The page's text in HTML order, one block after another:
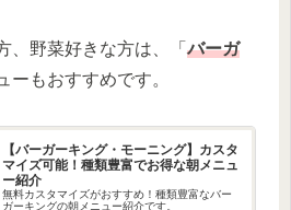
、野菜好きな方は、「バーガ
ーもおすすめです。
【バーガーキング・モーニング】カスタ
マイズ可能！種類豊富でお得な朝メニュ
ー紹介
無料カスタマイズがおすすめ！種類豊富なバー
ガーキングの朝メニュー紹介です。